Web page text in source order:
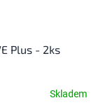
Plus - 2ks
Skladem